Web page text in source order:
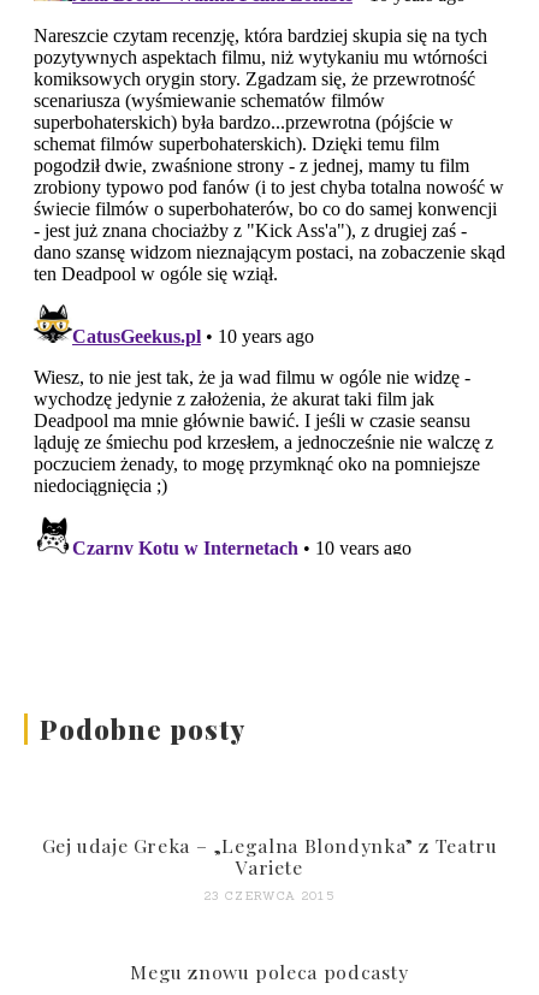
Podobne posty
Gej udaje Greka – „Legalna Blondynka” z Teatru
Variete
23 CZERWCA 2015
Megu znowu poleca podcasty